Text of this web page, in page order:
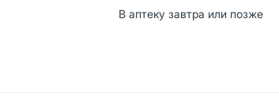
В аптеку завтра или позже